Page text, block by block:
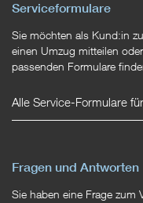
Serviceformulare
Sie möchten als Kund:in
einen Umzug mitteilen
passenden Formulare
Alle Service-Formulare
Fragen und Antworten
Sie haben eine Frage zum